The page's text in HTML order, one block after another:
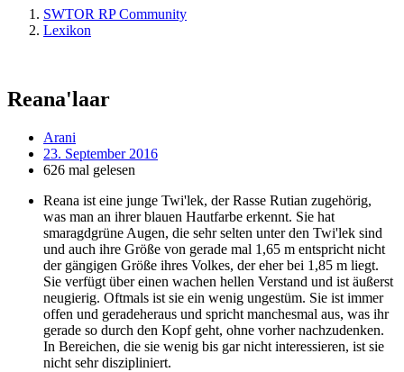
SWTOR RP Community
Lexikon
Reana'laar
Arani
23. September 2016
626 mal gelesen
Reana ist eine junge Twi'lek, der Rasse Rutian zugehörig,
was man an ihrer blauen Hautfarbe erkennt. Sie hat
smaragdgrüne Augen, die sehr selten unter den Twi'lek sind
und auch ihre Größe von gerade mal 1,65 m entspricht nicht
der gängigen Größe ihres Volkes, der eher bei 1,85 m liegt.
Sie verfügt über einen wachen hellen Verstand und ist äußerst
neugierig. Oftmals ist sie ein wenig ungestüm. Sie ist immer
offen und geradeheraus und spricht manchesmal aus, was ihr
gerade so durch den Kopf geht, ohne vorher nachzudenken.
In Bereichen, die sie wenig bis gar nicht interessieren, ist sie
nicht sehr diszipliniert.